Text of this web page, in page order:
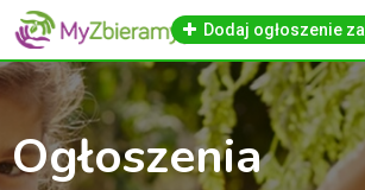
Skip
content
Dodaj ogłoszenie
Ogłoszenia